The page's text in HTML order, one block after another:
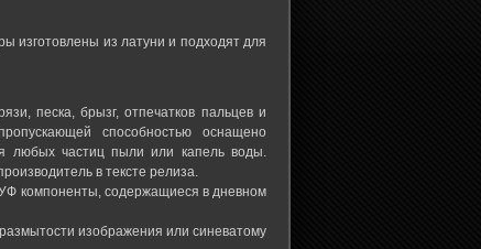
изготовлены из латуни и подходят для
песка, брызг, отпечатков пальцев и
способностью оснащено
любых частиц пыли или капель воды.
в тексте релиза.
компоненты, содержащиеся в дневном
изображения или синеватому